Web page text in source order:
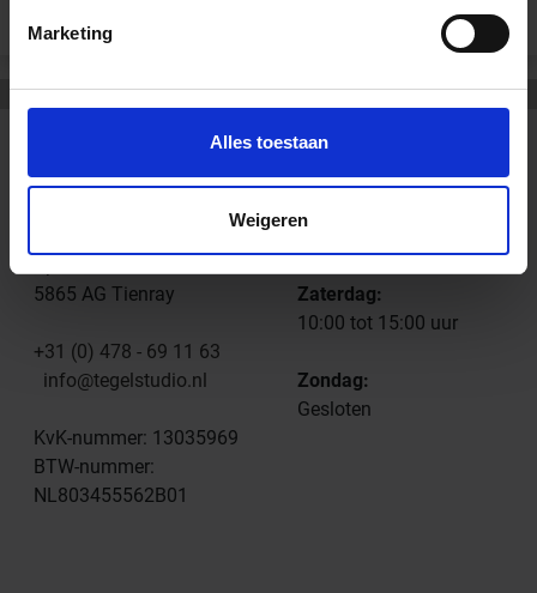
Marketing
Alles toestaan
Weigeren
5865 AG Tienray
+31 (0) 478 - 69 11 63
info@tegelstudio.nl
KvK-nummer: 13035969
BTW-nummer:
NL803455562B01
Zaterdag:
10:00 tot 15:00 uur
Zondag:
Gesloten